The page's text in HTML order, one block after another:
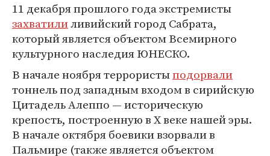
11 декабря прошлого года экстремисты
захватилиливийский город Сабрата,
который является объектом Всемирного
культурного наследия ЮНЕСКО.
В начале ноября террористыподорвали
тоннель под западным входом в сирийскую
Цитадель Алеппо — историческую
крепость, построенную в X веке нашей эры.
В начале октября боевики взорвали в
Пальмире (также является объектом